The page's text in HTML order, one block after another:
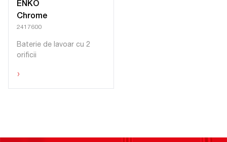
ENKO
Chrome
2417600
Baterie de lavoar cu 2
orificii
›